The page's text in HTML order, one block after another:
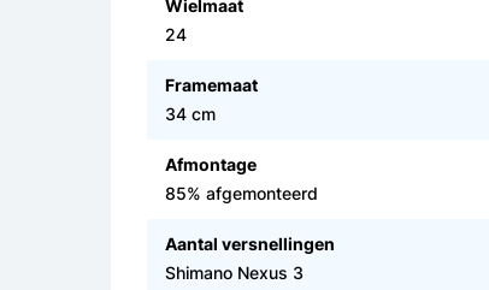
Wielmaat
24
Framemaat
34 cm
Afmontage
85% afgemonteerd
Aantal versnellingen
Shimano Nexus 3